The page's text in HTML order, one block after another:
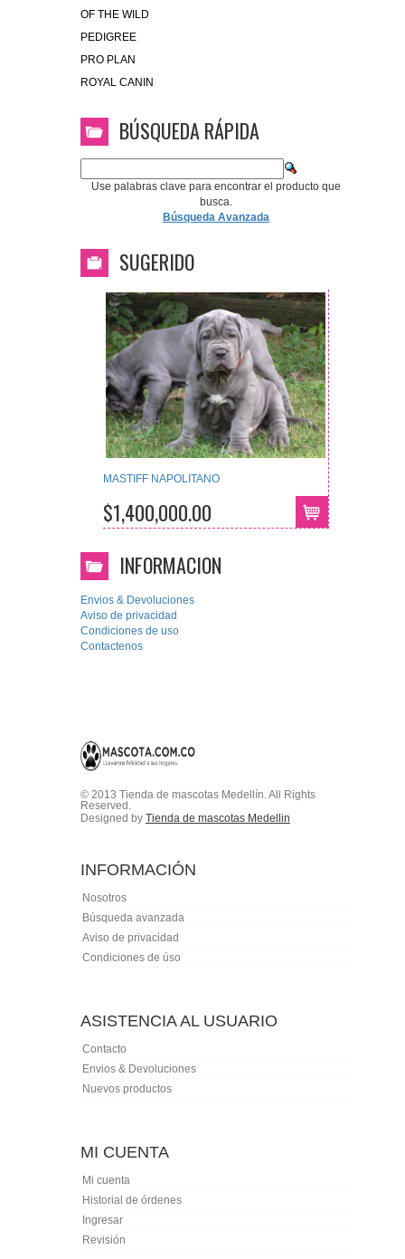
OF THE WILD
PEDIGREE
PRO PLAN
ROYAL CANIN
BÚSQUEDA RÁPIDA
Use palabras clave para encontrar el producto que
busca.
Búsqueda Avanzada
SUGERIDO
MASTIFF NAPOLITANO
$1,400,000.00
INFORMACION
Envios & Devoluciones
Aviso de privacidad
Condiciones de uso
Contactenos
© 2013 Tienda de mascotas Medellín. All Rights
Reserved.
Designed by Tienda de mascotas Medellin
INFORMACIÓN
Nosotros
Búsqueda avanzada
Aviso de privacidad
Condiciones de úso
ASISTENCIA AL USUARIO
Contacto
Envios & Devoluciones
Nuevos productos
MI CUENTA
Mi cuenta
Historial de órdenes
Ingresar
Revisión